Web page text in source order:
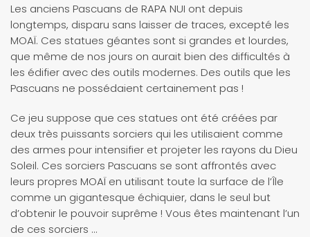
Les anciens Pascuans de RAPA NUI ont depuis
longtemps, disparu sans laisser de traces, excepté les
MOAÏ. Ces statues géantes sont si grandes et lourdes,
que même de nos jours on aurait bien des difficultés à
les édifier avec des outils modernes. Des outils que les
Pascuans ne possédaient certainement pas !
Ce jeu suppose que ces statues ont été créées par
deux très puissants sorciers qui les utilisaient comme
des armes pour intensifier et projeter les rayons du Dieu
Soleil. Ces sorciers Pascuans se sont affrontés avec
leurs propres MOAÏ en utilisant toute la surface de l’Île
comme un gigantesque échiquier, dans le seul but
d’obtenir le pouvoir suprême ! Vous êtes maintenant l’un
de ces sorciers …